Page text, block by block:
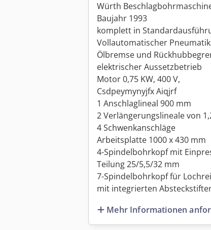
Würth
Baujahr 1993
komplett in
Vollautomatischer
Ölbremse und
elektrischer Aussetzbetrieb
Motor 0,75 KW, 400 V,
Csdpeymynyjfx Aiqjrf
1 Anschlaglineal 900 mm
2 Verlängerungslineale von
4 Schwenkanschläge
Arbeitsplatte 1000 x 430 mm
4-Spindelbohrkopf mit
Teilung 25/5,5/32 mm
7-Spindelbohrkopf für
mit integrierten
Mehr Informationen